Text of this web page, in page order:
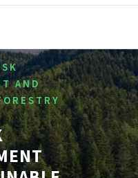
AND